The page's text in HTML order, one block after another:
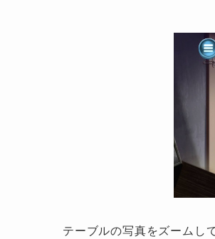
テーブルの写真をズームし